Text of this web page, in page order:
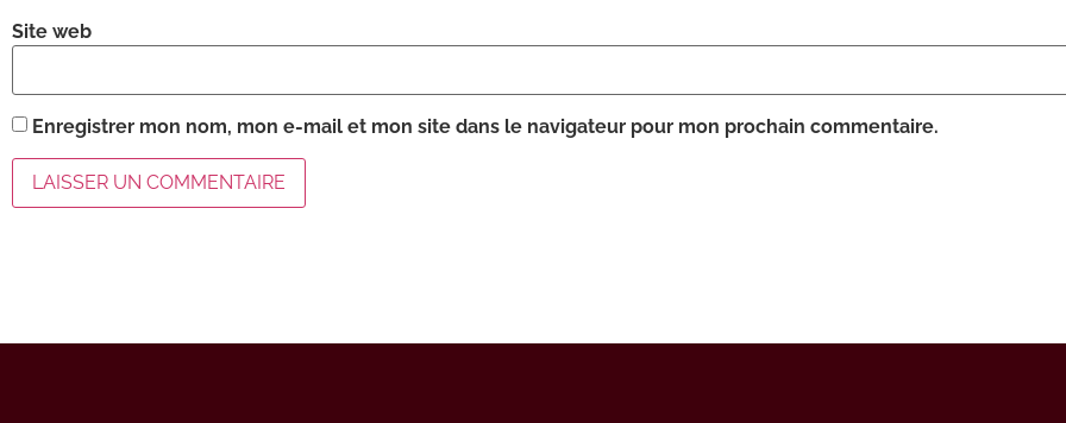
Site web
Enregistrer mon nom, mon e-mail et mon site dans le navigateur pour mon prochain commentaire.